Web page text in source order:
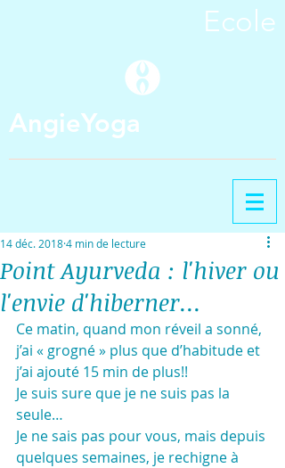
Ecole
AngieYoga
Point Ayurveda : l'hiver ou
l'envie d'hiberner...
14 déc. 20184 min de lecture
Ce matin, quand mon réveil a sonné,
j’ai « grogné » plus que d’habitude et
j’ai ajouté 15 min de plus!!
Je suis sure que je ne suis pas la
seule…
Je ne sais pas pour vous, mais depuis
quelques semaines, je rechigne à